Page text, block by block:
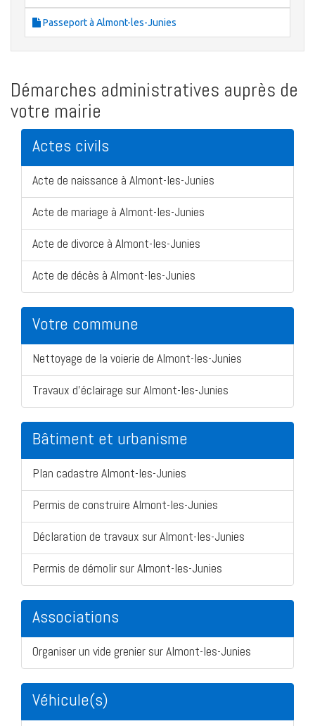
Passeport à Almont-les-Junies
Démarches administratives auprès de
votre mairie
Actes civils
Acte de naissance à Almont-les-Junies
Acte de mariage à Almont-les-Junies
Acte de divorce à Almont-les-Junies
Acte de décès à Almont-les-Junies
Votre commune
Nettoyage de la voierie de Almont-les-Junies
Travaux d'éclairage sur Almont-les-Junies
Bâtiment et urbanisme
Plan cadastre Almont-les-Junies
Permis de construire Almont-les-Junies
Déclaration de travaux sur Almont-les-Junies
Permis de démolir sur Almont-les-Junies
Associations
Organiser un vide grenier sur Almont-les-Junies
Véhicule(s)